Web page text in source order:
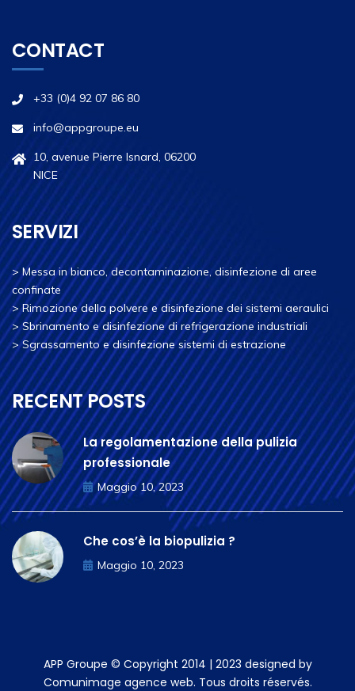
CONTACT
+33 (0)4 92 07 86 80
info@appgroupe.eu
10, avenue Pierre Isnard, 06200
NICE
SERVIZI
>Messa in bianco, decontaminazione, disinfezione di aree
confinate
>Rimozione della polvere e disinfezione dei sistemi aeraulici
>Sbrinamento e disinfezione di refrigerazione industriali
>Sgrassamento e disinfezione sistemi di estrazione
RECENT POSTS
La regolamentazione della pulizia
professionale
Maggio 10, 2023
Che cos’è la biopulizia ?
Maggio 10, 2023
APP Groupe © Copyright 2014 | 2023 designed by
Comunimage agence web. Tous droits réservés.